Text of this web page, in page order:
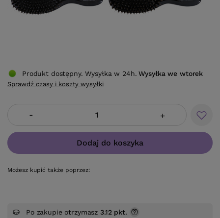
- +
Dodaj do koszyka
Możesz kupić także poprzez:
Produkt dostępny. Wysyłka w 24h. Wysyłkawe wtorek
Sprawdź czasy i koszty wysyłki
Po zakupie otrzymasz 3.12 pkt.